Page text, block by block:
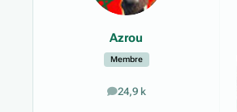
Azrou
Membre
24,9 k
messages